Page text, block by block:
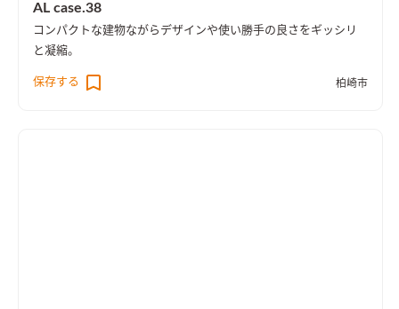
AL case.38
コンパクトな建物ながらデザインや使い勝手の良さをギッシリ
と凝縮。
保存する 柏崎市